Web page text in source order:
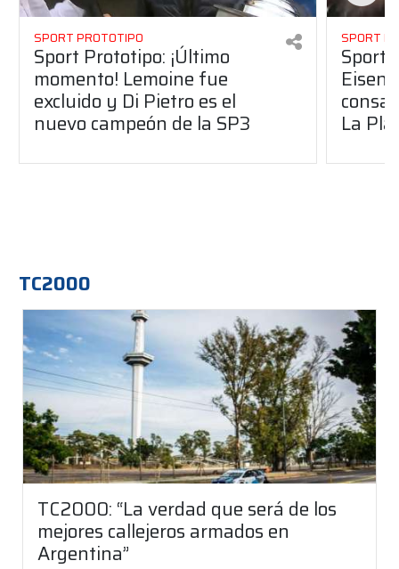
SPORT PROTOTIPO
Sport Prototipo: ¡Último
momento! Lemoine fue
excluido y Di Pietro es el
nuevo campeón de la SP3
SPORT
Sport
La
TC2000
TC2000: “La verdad que será de los
mejores callejeros armados en
Argentina”